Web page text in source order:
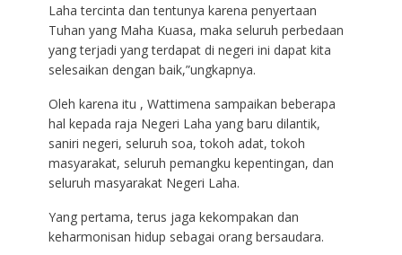
Laha tercinta dan tentunya karena penyertaan
Tuhan yang Maha Kuasa, maka seluruh perbedaan
yang terjadi yang terdapat di negeri ini dapat kita
selesaikan dengan baik,”ungkapnya.
Oleh karena itu , Wattimena sampaikan beberapa
hal kepada raja Negeri Laha yang baru dilantik,
saniri negeri, seluruh soa, tokoh adat, tokoh
masyarakat, seluruh pemangku kepentingan, dan
seluruh masyarakat Negeri Laha.
Yang pertama, terus jaga kekompakan dan
keharmonisan hidup sebagai orang bersaudara.